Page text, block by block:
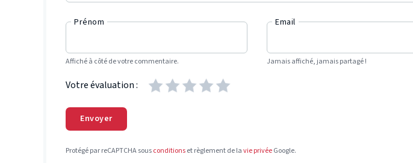
Prénom
Affiché à côté de votre commentaire.
Email
Jamais affiché, jamais partagé !
Votre évaluation :
Envoyer
Protégé par reCAPTCHA sousconditionset règlement de lavie privéeGoogle.